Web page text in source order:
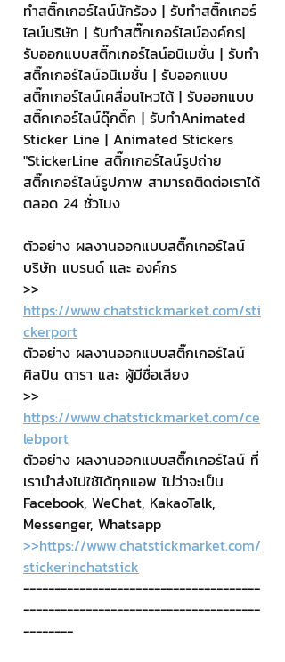
ทำสติ๊กเกอร์ไลน์นักร้อง | รับทำสติ๊กเกอร์
ไลน์บริษัท | รับทำสติ๊กเกอร์ไลน์องค์กร|
รับออกแบบสติ๊กเกอร์ไลน์อนิเมชั่น | รับทำ
สติ๊กเกอร์ไลน์อนิเมชั่น | รับออกแบบ
สติ๊กเกอร์ไลน์เคลื่อนไหวได้ | รับออกแบบ
สติ๊กเกอร์ไลน์ดุ๊กดิ๊ก | รับทำAnimated
Sticker Line | Animated Stickers
"StickerLine สติ๊กเกอร์ไลน์รูปถ่าย
สติ๊กเกอร์ไลน์รูปภาพ สามารถติดต่อเราได้
ตลอด 24 ชั่วโมง
ตัวอย่าง ผลงานออกแบบสติ๊กเกอร์ไลน์
บริษัท แบรนด์ และ องค์กร
>>
https://www.chatstickmarket.com/sti
ckerport
ตัวอย่าง ผลงานออกแบบสติ๊กเกอร์ไลน์
ศิลปิน ดารา และ ผู้มีชื่อเสียง
>>
https://www.chatstickmarket.com/ce
lebport
ตัวอย่าง ผลงานออกแบบสติ๊กเกอร์ไลน์ ที่
เรานำส่งไปใช้ได้ทุกแอพ ไม่ว่าจะเป็น
Facebook, WeChat, KakaoTalk,
Messenger, Whatsapp
>>https://www.chatstickmarket.com/
stickerinchatstick
--------------------------------------
--------------------------------------
--------